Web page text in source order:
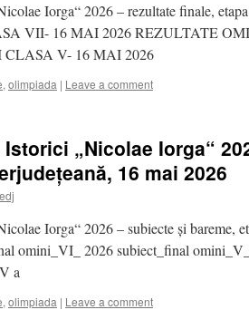
Iorga“ 2026 – rezultate finale,
VII- 16 MAI 2026 REZULTATE
V- 16 MAI 2026
, olimpiada | Leave a comment
„Nicolae Iorga“
16 mai 2026
Iorga“ 2026 – subiecte și bareme,
omini_VI_ 2026 subiect_final
a
, olimpiada | Leave a comment